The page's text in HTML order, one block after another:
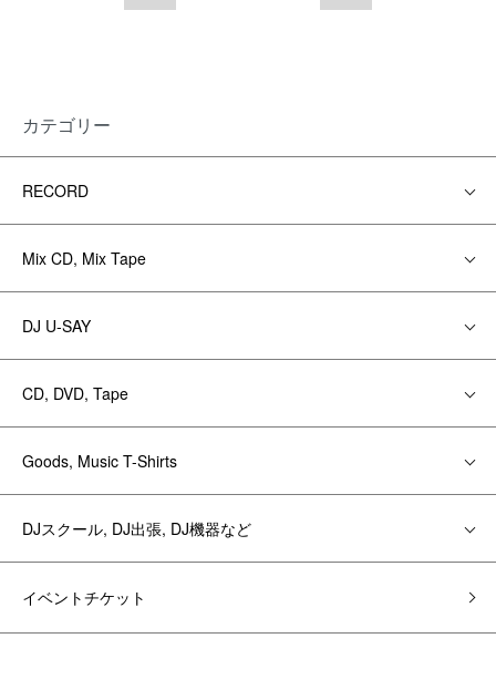
カテゴリー
RECORD
Mix CD, Mix Tape
DJ U-SAY
CD, DVD, Tape
Goods, Music T-Shirts
DJスクール, DJ出張, DJ機器など
イベントチケット